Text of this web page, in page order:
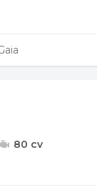
80 cv